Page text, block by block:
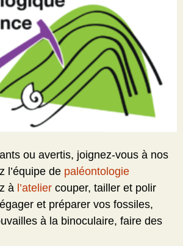
ou avertis, joignez-vous à nos
l’équipe de paléontologie
à l’atelier couper, tailler et polir
et préparer vos fossiles,
à la binoculaire, faire des